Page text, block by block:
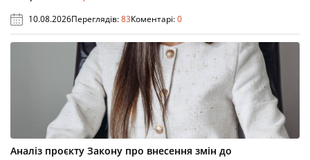
10.08.2026Переглядів:83Коментарі:0
Аналіз проєкту Закону про внесення змін до